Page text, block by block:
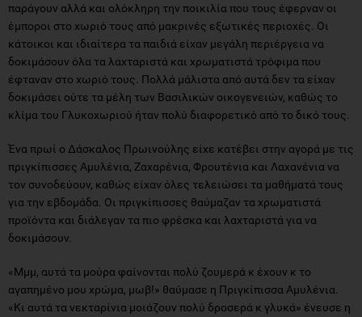
παράγουν αλλά και ολόκληρη την ποικιλία που τους έφερναν οι
έμποροι στο χωριό τους από μακρινές εξωτικές περιοχές. Οι
κάτοικοι και ιδιαίτερα τα παιδιά είχαν μεγάλη περιέργεια να
δοκιμάσουν όλα τα λαχταριστά και χρωματιστά τρόφιμα που
έφταναν στο χωριό τους. Πολλά μάλιστα από αυτά δεν τα είχαν
δοκιμάσει ούτε τα μέλη των Βασιλικών οικογενειών, καθώς το
κλίμα του Γλυκοχωριού ήταν πολύ διαφορετικό από το δικό τους.
Ένα πρωί ο Δάσκαλος Πρωινούλης είχε κατέβει στην αγορά με τις
πριγκίπισσες Αμυλένια, Ζαχαρένια, Φρουτένια και Λαχανένια να
τον συνοδεύουν, καθώς είχαν όλες τελειώσει τα μαθήματά τους
για την εβδομάδα. Οι πριγκίπισσες θαύμαζαν τα χρωματιστά
προϊόντα και διάλεγαν τα πιο φρέσκα και λαχταριστά για να
δοκιμάσουν.
«Μμμ, αυτά τα μούρα φαίνονται πολύ ζουμερά κ έχουν κ το
αγαπημένο μου χρώμα, μωβ!» θαύμασε η Πριγκίπισσα Αμυλένια.
«Κι αυτά τα νεκταρίνια μοιάζουν πολύ δροσερά κ γλυκά» ένευσε η